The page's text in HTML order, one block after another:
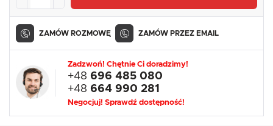
ZAMÓW ROZMOWĘ ZAMÓW PRZEZ EMAIL
Zadzwoń! Chętnie Ci doradzimy!
+48 696 485 080
+48 664 990 281
Negocjuj! Sprawdź dostępność!